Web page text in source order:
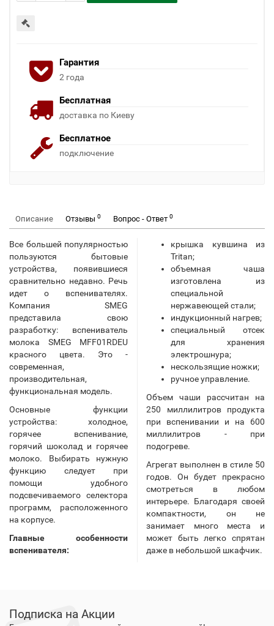
Гарантия
2 года
Бесплатная
доставка по Киеву
Бесплатное
подключение
Описание Отзывы 0 Вопрос - Ответ 0
Все большей популярностью
пользуются бытовые
устройства, появившиеся
сравнительно недавно. Речь
идет о вспенивателях.
Компания SMEG
представила свою
разработку: вспениватель
молока SMEG MFF01RDEU
красного цвета. Это -
современная,
производительная,
функциональная модель.
Основные функции
устройства: холодное,
горячее вспенивание,
горячий шоколад и горячее
молоко. Выбирать нужную
функцию следует при
помощи удобного
подсвечиваемого селектора
программ, расположенного
на корпусе.
Главные особенности
вспенивателя:
крышка кувшина из
Tritan;
объемная чаша
изготовлена из
специальной
нержавеющей стали;
индукционный нагрев;
специальный отсек
для хранения
электрошнура;
нескользящие ножки;
ручное управление.
Объем чаши рассчитан на
250 миллилитров продукта
при вспенивании и на 600
миллилитров - при
подогреве.
Агрегат выполнен в стиле 50
годов. Он будет прекрасно
смотреться в любом
интерьере. Благодаря своей
компактности, он не
занимает много места и
может быть легко спрятан
даже в небольшой шкафчик.
Подписка на Акции